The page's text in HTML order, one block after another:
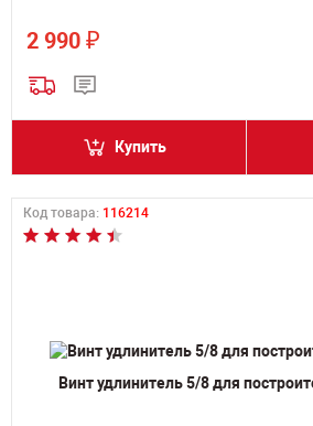
2 990 ₽
Купить
Код товара: 116214
Винт удлинитель 5/8 для